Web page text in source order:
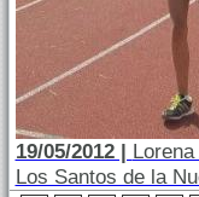
19/05/2012 |
Los Santos de la